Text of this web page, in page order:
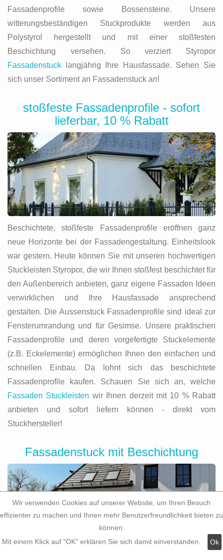
Fassadenprofile sowie Bossensteine. Unsere
witterungsbeständigen Stuckprodukte werden aus
Polystyrol hergestellt und mit einer stoßfesten
Beschichtung versehen. So verziert Styropor
Fassadenstuck langjährig Ihre Hausfassade. Sehen Sie
sich unser Sortiment an Fassadenstuck an!
stoßfeste Fassadenprofile - sofort
lieferbar, 10 % Rabatt
Beschichtete, stoßfeste Fassadenprofile eröffnen ganz
neue Horizonte bei der Fassadengestaltung. Einheitslook
war gestern. Heute können Sie mit unseren hochwertigen
Stuckleisten Styropor, die wir Ihnen stoßfest beschichtet für
den Außenbereich anbieten, ganz eigene Fassaden Ideen
verwirklichen und Ihre Hausfassade ansprechend
gestalten. Die Aussenstuck Fassadenprofile sind ideal zur
Fensterumrandung und für Gesimse. Unsere praktischen
Fassadenprofile und deren vorgefertigte Stuckelemente
(z.B. Eckelemente) ermöglichen Ihnen den einfachen und
schnellen Einbau. Da lohnt sich das beschichtete
Fassadenprofile kaufen. Schauen Sie sich an, welche
Fassaden Stuckleisten wir Ihnen derzeit mit 10 % Rabatt
anbieten und sofort liefern können - direkt vom
Stuckhersteller!
Fassadenstuck mit Beschichtung
Wir verwenden Cookies auf unserer Website, um Ihren Besuch
effizienter zu machen und Ihnen mehr Benutzerfreundlichkeit bieten zu
können.
Mit einem Klick auf "OK" erklären Sie sich damit einverstanden.
Ok